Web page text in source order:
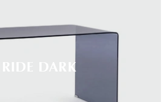
IRIDE DARK